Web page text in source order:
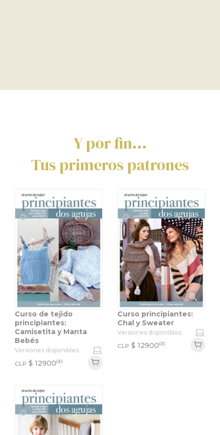
Y por fin...
Tus primeros patrones
Curso de tejido
principiantes:
Camisetita y Manta
Bebés
Versiones disponibles:
CLP $ 1290000
Curso principiantes:
Chal y Sweater
Versiones disponibles:
CLP $ 1290000